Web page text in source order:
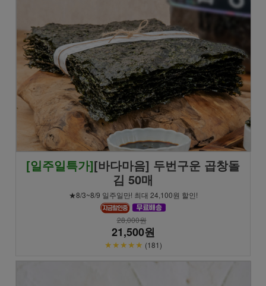
[일주일특가][바다마음] 두번구운 곱창돌
김 50매
★8/3~8/9 일주일만! 최대 24,100원 할인!
28,000원
21,500원
★★★★★ (181)